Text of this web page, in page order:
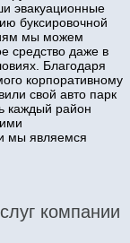
эвакуационные
буксировочной
мы можем
средство даже в
Благодаря
корпоративному
свой авто парк
каждый район
мы являемся
компании